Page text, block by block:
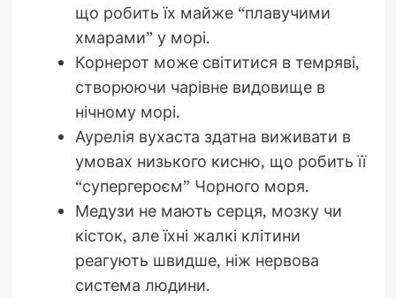
що робить їх майже “плавучими
хмарами” у морі.
Корнерот може світитися в темряві,
створюючи чарівне видовище в
нічному морі.
Аурелія вухаста здатна виживати в
умовах низького кисню, що робить її
“супергероєм” Чорного моря.
Медузи не мають серця, мозку чи
кісток, але їхні жалкі клітини
реагують швидше, ніж нервова
система людини.